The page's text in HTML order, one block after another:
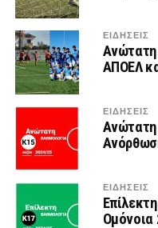
ΕΙΔΗΣΕΙΣ
Ανώτατη
ΑΠΟΕΛ
ΕΙΔΗΣΕΙΣ
Ανώτατη
ΕΙΔΗΣΕΙΣ